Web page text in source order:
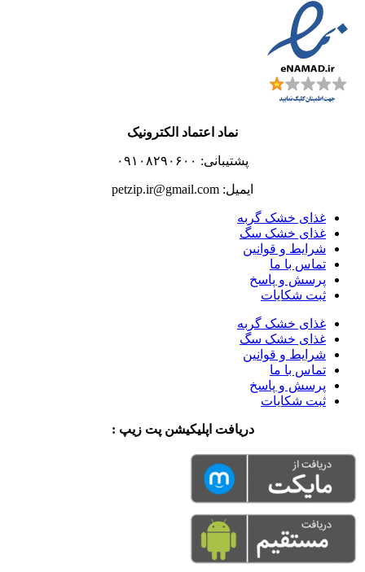
نماد اعتماد الکترونیک
پشتیبانی: ۰۹۱۰۸۲۹۰۶۰۰
ایمیل: petzip.ir@gmail.com
غذای خشک گربه
غذای خشک سگ
شرایط و قوانین
تماس با ما
پرسش و پاسخ
ثبت شکایات
غذای خشک گربه
غذای خشک سگ
شرایط و قوانین
تماس با ما
پرسش و پاسخ
ثبت شکایات
دریافت اپلیکیشن پت زیپ :